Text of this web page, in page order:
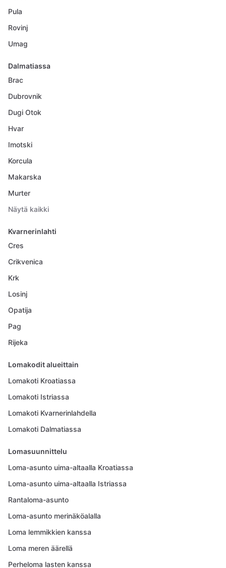
Pula
Rovinj
Umag
Dalmatiassa
Brac
Dubrovnik
Dugi Otok
Hvar
Imotski
Korcula
Makarska
Murter
Näytä kaikki
Kvarnerinlahti
Cres
Crikvenica
Krk
Losinj
Opatija
Pag
Rijeka
Lomakodit alueittain
Lomakoti Kroatiassa
Lomakoti Istriassa
Lomakoti Kvarnerinlahdella
Lomakoti Dalmatiassa
Lomasuunnittelu
Loma-asunto uima-altaalla Kroatiassa
Loma-asunto uima-altaalla Istriassa
Rantaloma-asunto
Loma-asunto merinäköalalla
Loma lemmikkien kanssa
Loma meren äärellä
Perheloma lasten kanssa